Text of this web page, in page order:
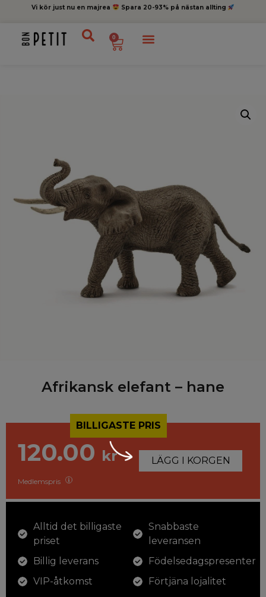
Vi kör just nu en majrea Spara 20-93% på nästan allting
0
Afrikansk elefant – hane
BILLIGASTE PRIS
120.00 kr
Medlemspris
LÄGG I KORGEN
Alltid det billigaste
priset
Billig leverans
VIP-åtkomst
Snabbaste
leveransen
Födelsedagspresenter
Förtjäna lojalitet